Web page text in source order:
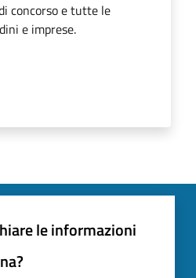
concorso e tutte le
e imprese.
le informazioni